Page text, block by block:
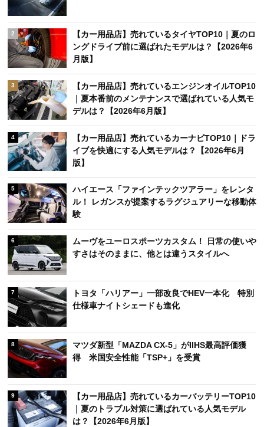
2
【カー用品店】売れているタイヤTOP10｜夏のロ
ングドライブ前に選ばれたモデルは？【2026年6
月版】
3
【カー用品店】売れているエンジンオイルTOP10
｜夏本番前のメンテナンスで選ばれている人気モ
デルは？【2026年6月版】
4
【カー用品店】売れているカーナビTOP10｜ドラ
イブを快適にする人気モデルは？【2026年6月
版】
5
ハイエース「ファインテックツアラー」をレンタ
ル！ レガンスが提案するラグジュアリーな移動体
験
6
ムーヴをユーロスポーツカスタム！ 日常の使いや
すさはそのままに、他とは違うスタイルへ
7
トヨタ「ハリアー」一部改良でHEV一本化 特別
仕様車ナイトシェードも進化
8
マツダ新型「MAZDA CX-5」がIIHS最高評価獲
得 米国安全性能「TSP+」を受賞
9
【カー用品店】売れているカーバッテリーTOP10
｜夏のトラブル対策に選ばれている人気モデル
は？【2026年6月版】